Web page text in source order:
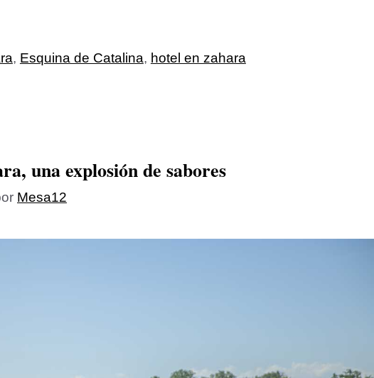
, Esquina de Catalina, hotel en zahara
una explosión de sabores
Mesa12